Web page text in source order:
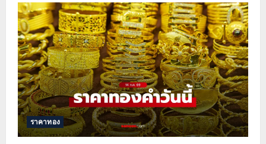
แนว
โน้ม
ราคา
ทองคำ
ปัจจัย
หนุน
ทอง
โลก
พุ่ง
ราคาทอง